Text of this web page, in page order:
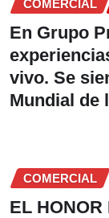
COMERCIAL
En Grupo
vivo. Se
Mundial de
COMERCIAL
EL